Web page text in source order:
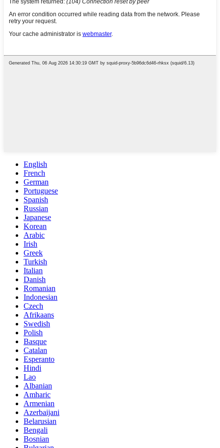
English
French
German
Portuguese
Spanish
Russian
Japanese
Korean
Arabic
Irish
Greek
Turkish
Italian
Danish
Romanian
Indonesian
Czech
Afrikaans
Swedish
Polish
Basque
Catalan
Esperanto
Hindi
Lao
Albanian
Amharic
Armenian
Azerbaijani
Belarusian
Bengali
Bosnian